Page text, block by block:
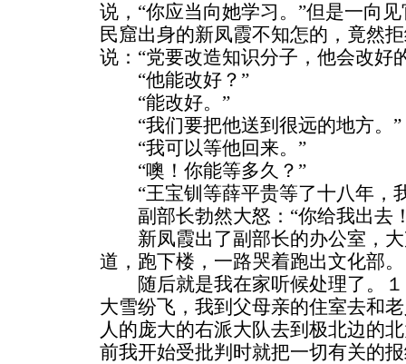
说，“你应当向她学习。”但是一向
民窟出身的新凤霞不知怎的，竟然
说：“党要改造知识分子，他会改好
“他能改好？”
“能改好。”
“我们要把他送到很远的地方。”
“我可以等他回来。”
“噢！你能等多久？”
“王宝钏等薛平贵等了十八年，
副部长勃然大怒：“你给我出去
新凤霞出了副部长的办公室，大
道，跑下楼，一路哭着跑出文化部。
随后就是我在家听候处理了。１
大雪纷飞，我到父母亲的住室去和
人的庞大的右派大队去到极北边的
前我开始受批判时就把一切有关的